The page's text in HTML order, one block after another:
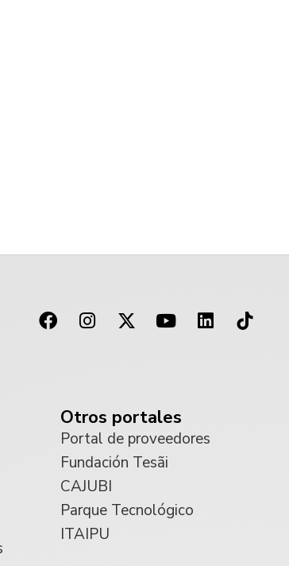
Otros portales
Portal de proveedores
Fundación Tesãi
CAJUBI
Parque Tecnológico
ITAIPU